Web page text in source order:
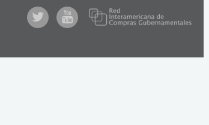
@comprasgubuy
ACCE
Youtube